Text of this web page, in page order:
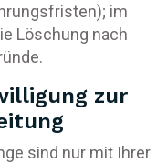
im
Löschung nach
zur
sind nur mit Ihrer